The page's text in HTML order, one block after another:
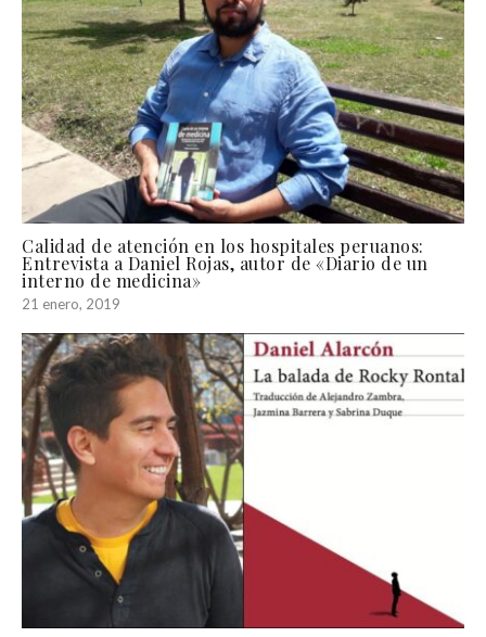
Calidad de atención en los hospitales peruanos:
Entrevista a Daniel Rojas, autor de «Diario de un
interno de medicina»
21 enero, 2019